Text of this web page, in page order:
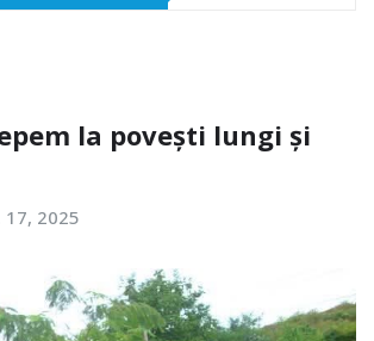
la povești lungi și
17, 2025